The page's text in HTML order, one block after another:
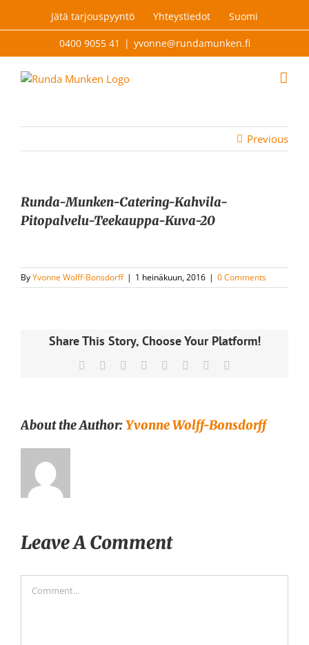
Jätä tarjouspyyntö Yhteystiedot Suomi
0400 9055 41 | yvonne@rundamunken.fi
Previous
Runda-Munken-Catering-Kahvila-
Pitopalvelu-Teekauppa-Kuva-20
ByYvonne Wolff-Bonsdorff | 1 heinäkuun, 2016 | 0 Comments
Share This Story, Choose Your Platform!
Facebook Reddit LinkedIn
TumblrPinterest
About the Author:Yvonne Wolff-Bonsdorff
Leave A Comment